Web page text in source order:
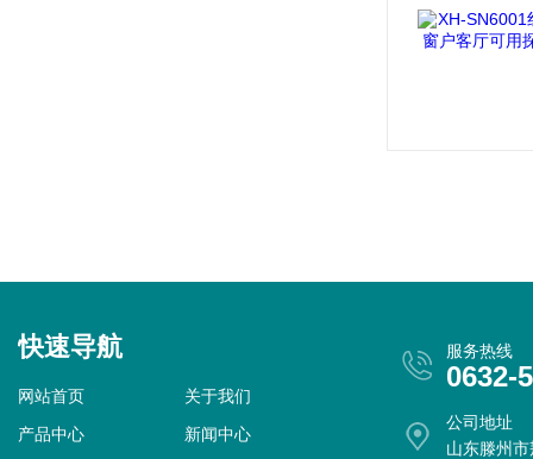
快速导航
网站首页
关于我们
产品中心
新闻中心
服务热线
0632-
公司地址
山东滕州